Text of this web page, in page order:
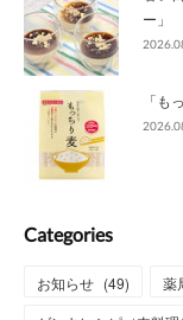
ー」
「も
Categories
お知らせ (49) 薬